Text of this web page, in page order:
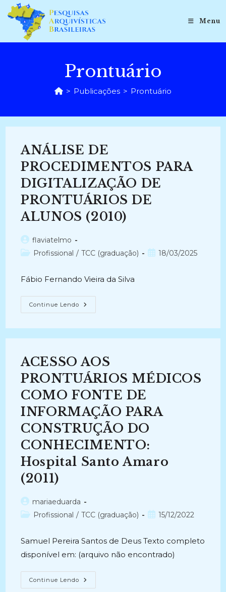
para
conteúdo
Menu
Prontuário
> Publicações > Prontuário
ANÁLISE DE
PROCEDIMENTOS PARA
DIGITALIZAÇÃO DE
PRONTUÁRIOS DE
ALUNOS (2010)
Autor
do
flaviatelmo
Categoria
Profissional / TCC (graduação)
Post18/03/2025
Fábio Fernando Vieira da Silva
Continue Lendo ANÁLISE
DE
DE
ALUNOS
(2010)
ACESSO AOS
PRONTUÁRIOS MÉDICOS
COMO FONTE DE
INFORMAÇÃO PARA
CONSTRUÇÃO DO
CONHECIMENTO:
Hospital Santo Amaro
(2011)
Autor
do
mariaeduarda
Categoria
Profissional / TCC (graduação)
Post15/12/2022
Samuel Pereira Santos de Deus Texto completo
disponível em: (arquivo não encontrado)
Continue Lendo ACESSO
AOS